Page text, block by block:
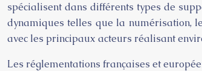
spécialisent dans différents types de
dynamiques telles que la numérisation,
avec les principaux acteurs réalisant
Les réglementations françaises et